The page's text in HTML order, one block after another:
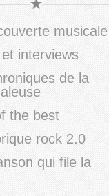
musicale
interviews
de la
the best
rock 2.0
qui file la